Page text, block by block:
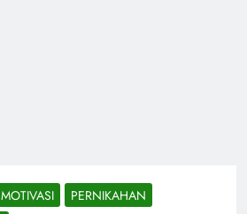
MOTIVASI
PERNIKAHAN